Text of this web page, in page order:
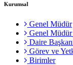
Kurumsal
Genel Müdür
Genel Müdür
Daire
Görev ve
Birimler